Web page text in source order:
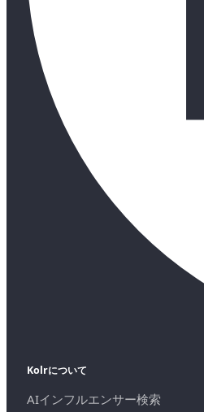
Kolrについて
AIインフルエンサー検索